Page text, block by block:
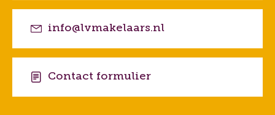
info@lvmakelaars.nl
Contact formulier